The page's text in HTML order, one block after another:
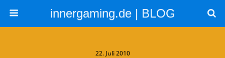
innergaming.de | BLOG
22. Juli 2010